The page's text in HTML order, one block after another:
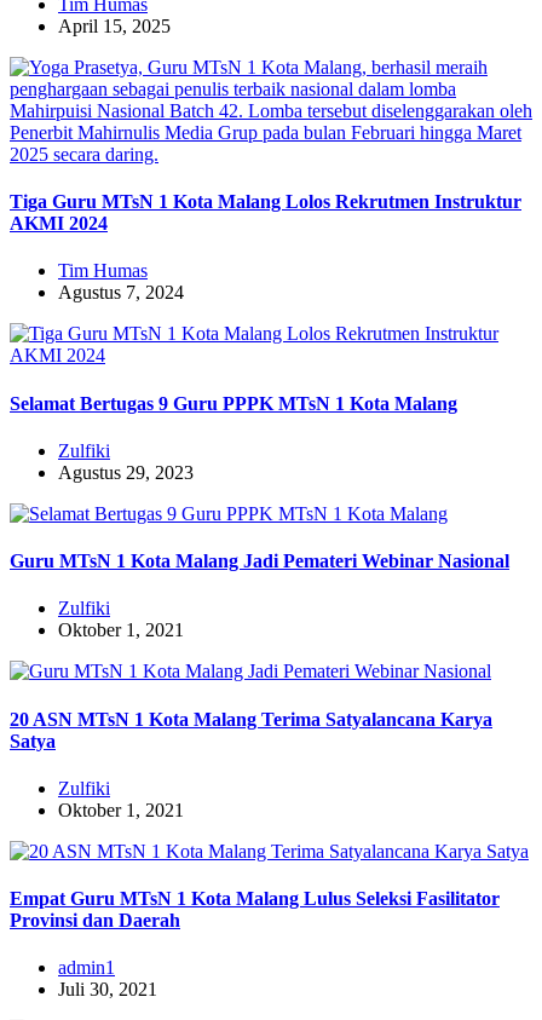
April 15, 2025
Tiga Guru MTsN 1 Kota Malang Lolos Rekrutmen Instruktur
AKMI 2024
Tim Humas
Agustus 7, 2024
Selamat Bertugas 9 Guru PPPK MTsN 1 Kota Malang
Zulfiki
Agustus 29, 2023
Guru MTsN 1 Kota Malang Jadi Pemateri Webinar Nasional
Zulfiki
Oktober 1, 2021
20 ASN MTsN 1 Kota Malang Terima Satyalancana Karya
Satya
Zulfiki
Oktober 1, 2021
Empat Guru MTsN 1 Kota Malang Lulus Seleksi Fasilitator
Provinsi dan Daerah
admin1
Juli 30, 2021